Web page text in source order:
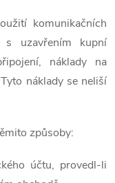
komunikačních
uzavřením kupní
náklady na
náklady se neliší
způsoby:
účtu, provedl-li